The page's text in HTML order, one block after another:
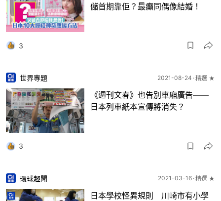
儲首期靠佢？最癲同偶像結婚！
3
世界專題 2021-08-24 精選 ★
《週刊文春》也告別車廂廣告——
日本列車紙本宣傳將消失？
3
環球趣聞 2021-03-16 精選 ★
日本學校怪異規則 川崎市有小學